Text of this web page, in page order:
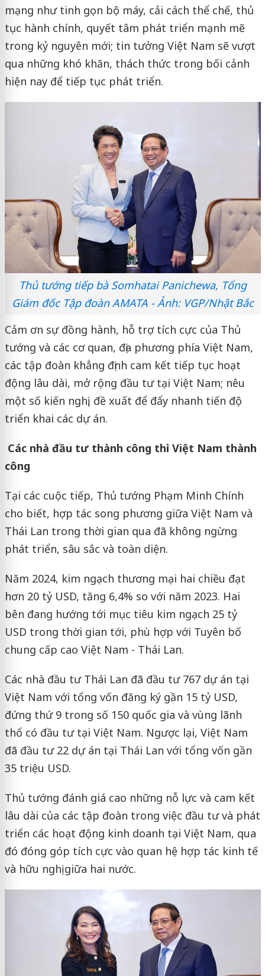
mạng như tinh gọn bộ máy, cải cách thể chế, thủ
tục hành chính, quyết tâm phát triển mạnh mẽ
trong kỷ nguyên mới; tin tưởng Việt Nam sẽ vượt
qua những khó khăn, thách thức trong bối cảnh
hiện nay để tiếp tục phát triển.
Thủ tướng tiếp bà Somhatai Panichewa, Tổng
Giám đốc Tập đoàn AMATA - Ảnh: VGP/Nhật Bắc
Cảm ơn sự đồng hành, hỗ trợ tích cực của Thủ
tướng và các cơ quan, địa phương phía Việt Nam,
các tập đoàn khẳng định cam kết tiếp tục hoạt
động lâu dài, mở rộng đầu tư tại Việt Nam; nêu
một số kiến nghị, đề xuất để đẩy nhanh tiến độ
triển khai các dự án.
Các nhà đầu tư thành công thì Việt Nam thành
công
Tại các cuộc tiếp, Thủ tướng Phạm Minh Chính
cho biết, hợp tác song phương giữa Việt Nam và
Thái Lan trong thời gian qua đã không ngừng
phát triển, sâu sắc và toàn diện.
Năm 2024, kim ngạch thương mại hai chiều đạt
hơn 20 tỷ USD, tăng 6,4% so với năm 2023. Hai
bên đang hướng tới mục tiêu kim ngạch 25 tỷ
USD trong thời gian tới, phù hợp với Tuyên bố
chung cấp cao Việt Nam - Thái Lan.
Các nhà đầu tư Thái Lan đã đầu tư 767 dự án tại
Việt Nam với tổng vốn đăng ký gần 15 tỷ USD,
đứng thứ 9 trong số 150 quốc gia và vùng lãnh
thổ có đầu tư tại Việt Nam. Ngược lại, Việt Nam
đã đầu tư 22 dự án tại Thái Lan với tổng vốn gần
35 triệu USD.
Thủ tướng đánh giá cao những nỗ lực và cam kết
lâu dài của các tập đoàn trong việc đầu tư và phát
triển các hoạt động kinh doanh tại Việt Nam, qua
đó đóng góp tích cực vào quan hệ hợp tác kinh tế
và hữu nghị giữa hai nước.